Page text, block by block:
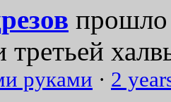
прошло
руками · 2